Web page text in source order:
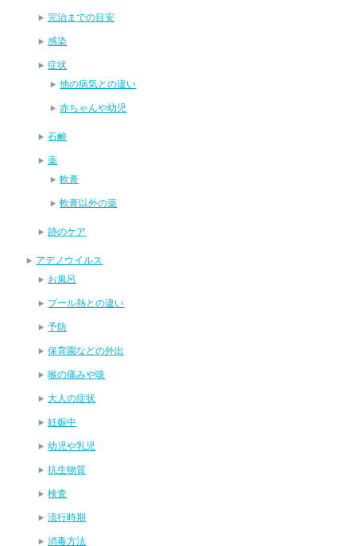
完治までの目安
感染
症状
他の病気との違い
赤ちゃんや幼児
石鹸
薬
軟膏
軟膏以外の薬
跡のケア
アデノウイルス
お風呂
プール熱との違い
予防
保育園などの外出
喉の痛みや咳
大人の症状
妊娠中
幼児や乳児
抗生物質
検査
流行時期
消毒方法